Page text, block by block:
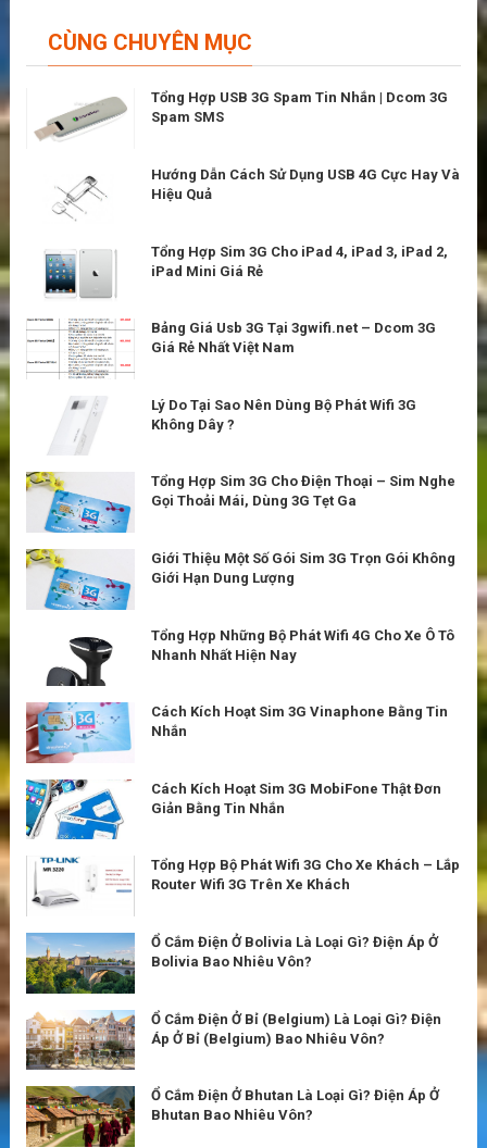
CÙNG CHUYÊN MỤC
Tổng Hợp USB 3G Spam Tin Nhắn | Dcom 3G
Spam SMS
Hướng Dẫn Cách Sử Dụng USB 4G Cực Hay Và
Hiệu Quả
Tổng Hợp Sim 3G Cho iPad 4, iPad 3, iPad 2,
iPad Mini Giá Rẻ
Bảng Giá Usb 3G Tại 3gwifi.net – Dcom 3G
Giá Rẻ Nhất Việt Nam
Lý Do Tại Sao Nên Dùng Bộ Phát Wifi 3G
Không Dây ?
Tổng Hợp Sim 3G Cho Điện Thoại – Sim Nghe
Gọi Thoải Mái, Dùng 3G Tẹt Ga
Giới Thiệu Một Số Gói Sim 3G Trọn Gói Không
Giới Hạn Dung Lượng
Tổng Hợp Những Bộ Phát Wifi 4G Cho Xe Ô Tô
Nhanh Nhất Hiện Nay
Cách Kích Hoạt Sim 3G Vinaphone Bằng Tin
Nhắn
Cách Kích Hoạt Sim 3G MobiFone Thật Đơn
Giản Bằng Tin Nhắn
Tổng Hợp Bộ Phát Wifi 3G Cho Xe Khách – Lắp
Router Wifi 3G Trên Xe Khách
Ổ Cắm Điện Ở Bolivia Là Loại Gì? Điện Áp Ở
Bolivia Bao Nhiêu Vôn?
Ổ Cắm Điện Ở Bỉ (Belgium) Là Loại Gì? Điện
Áp Ở Bỉ (Belgium) Bao Nhiêu Vôn?
Ổ Cắm Điện Ở Bhutan Là Loại Gì? Điện Áp Ở
Bhutan Bao Nhiêu Vôn?